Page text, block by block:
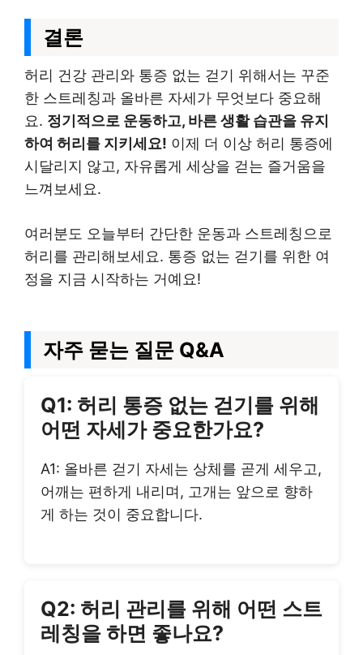
결론
허리 건강 관리와 통증 없는 걷기 위해서는 꾸준
한 스트레칭과 올바른 자세가 무엇보다 중요해
요. 정기적으로 운동하고, 바른 생활 습관을 유지
하여 허리를 지키세요! 이제 더 이상 허리 통증에
시달리지 않고, 자유롭게 세상을 걷는 즐거움을
느껴보세요.
여러분도 오늘부터 간단한 운동과 스트레칭으로
허리를 관리해보세요. 통증 없는 걷기를 위한 여
정을 지금 시작하는 거예요!
자주 묻는 질문 Q&A
Q1: 허리 통증 없는 걷기를 위해
어떤 자세가 중요한가요?
A1: 올바른 걷기 자세는 상체를 곧게 세우고,
어깨는 편하게 내리며, 고개는 앞으로 향하
게 하는 것이 중요합니다.
Q2: 허리 관리를 위해 어떤 스트
레칭을 하면 좋나요?